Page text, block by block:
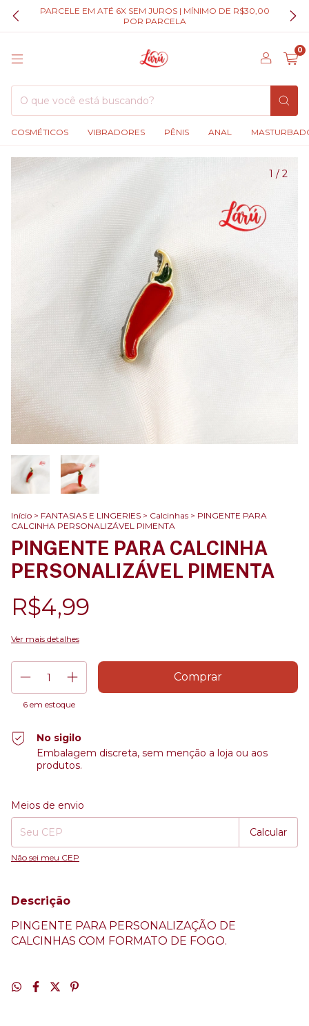
PARCELE EM ATÉ 6X SEM JUROS | MÍNIMO DE R$30,00
POR PARCELA
0
COSMÉTICOS VIBRADORES PÊNIS ANAL
1 / 2
Início > FANTASIAS E LINGERIES > Calcinhas > PINGENTE PARA
CALCINHA PERSONALIZÁVEL PIMENTA
PINGENTE PARA CALCINHA
PERSONALIZÁVEL PIMENTA
R$4,99
Ver mais detalhes
6 em estoque
No sigilo
Embalagem discreta, sem menção a loja ou aos
produtos.
Entregas para o CEP:
Meios de envio
Calcular
Não sei meu CEP
Descrição
PINGENTE PARA PERSONALIZAÇÃO DE
CALCINHAS COM FORMATO DE FOGO.